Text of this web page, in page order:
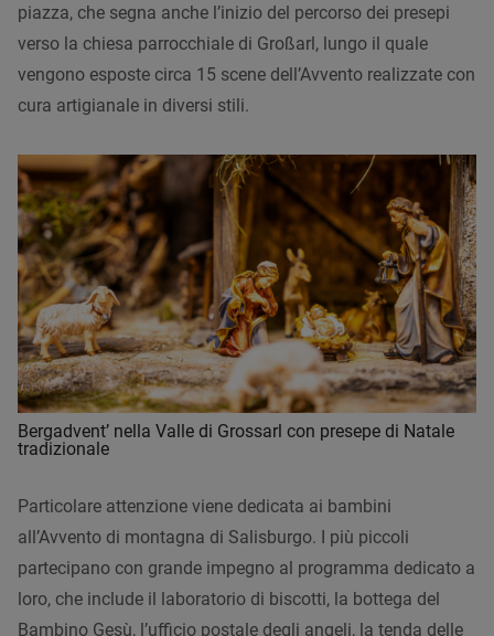
piazza, che segna anche l’inizio del percorso dei presepi
verso la chiesa parrocchiale di Großarl, lungo il quale
vengono esposte circa 15 scene dell’Avvento realizzate con
cura artigianale in diversi stili.
Bergadvent’ nella Valle di Grossarl con presepe di Natale
tradizionale
Particolare attenzione viene dedicata ai bambini
all’Avvento di montagna di Salisburgo. I più piccoli
partecipano con grande impegno al programma dedicato a
loro, che include il laboratorio di biscotti, la bottega del
Bambino Gesù, l’ufficio postale degli angeli, la tenda delle